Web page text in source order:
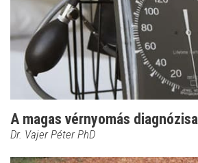
A magas vérnyomás diagnózisa
Dr. Vajer Péter PhD